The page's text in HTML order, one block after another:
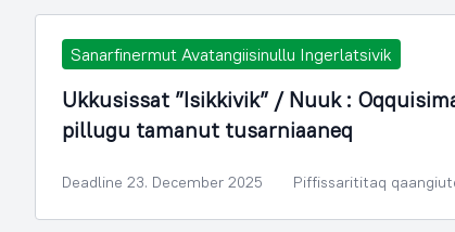
Sanarfinermut Avatangiisinullu Ingerlatsivik
Ukkusissat ”Isikkivik” / Nuuk :
pillugu tamanut tusarniaaneq
Deadline 23. December 2025 Piffissarititaq